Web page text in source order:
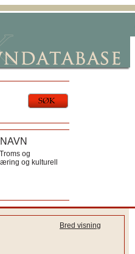
og
og kulturell
Bred visning